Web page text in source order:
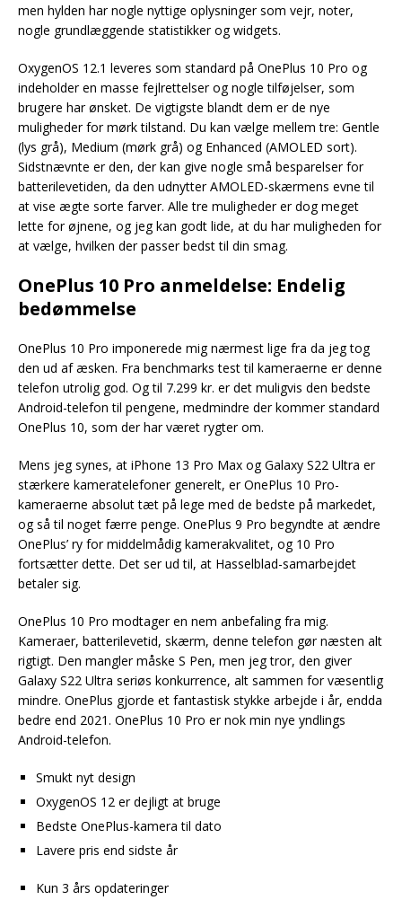
men hylden har nogle nyttige oplysninger som vejr, noter,
nogle grundlæggende statistikker og widgets.
OxygenOS 12.1 leveres som standard på OnePlus 10 Pro og
indeholder en masse fejlrettelser og nogle tilføjelser, som
brugere har ønsket. De vigtigste blandt dem er de nye
muligheder for mørk tilstand. Du kan vælge mellem tre: Gentle
(lys grå), Medium (mørk grå) og Enhanced (AMOLED sort).
Sidstnævnte er den, der kan give nogle små besparelser for
batterilevetiden, da den udnytter AMOLED-skærmens evne til
at vise ægte sorte farver. Alle tre muligheder er dog meget
lette for øjnene, og jeg kan godt lide, at du har muligheden for
at vælge, hvilken der passer bedst til din smag.
OnePlus 10 Pro anmeldelse: Endelig
bedømmelse
OnePlus 10 Pro imponerede mig nærmest lige fra da jeg tog
den ud af æsken. Fra benchmarks test til kameraerne er denne
telefon utrolig god. Og til 7.299 kr. er det muligvis den bedste
Android-telefon til pengene, medmindre der kommer standard
OnePlus 10, som der har været rygter om.
Mens jeg synes, at iPhone 13 Pro Max og Galaxy S22 Ultra er
stærkere kameratelefoner generelt, er OnePlus 10 Pro-
kameraerne absolut tæt på lege med de bedste på markedet,
og så til noget færre penge. OnePlus 9 Pro begyndte at ændre
OnePlus’ ry for middelmådig kamerakvalitet, og 10 Pro
fortsætter dette. Det ser ud til, at Hasselblad-samarbejdet
betaler sig.
OnePlus 10 Pro modtager en nem anbefaling fra mig.
Kameraer, batterilevetid, skærm, denne telefon gør næsten alt
rigtigt. Den mangler måske S Pen, men jeg tror, den giver
Galaxy S22 Ultra seriøs konkurrence, alt sammen for væsentlig
mindre. OnePlus gjorde et fantastisk stykke arbejde i år, endda
bedre end 2021. OnePlus 10 Pro er nok min nye yndlings
Android-telefon.
Smukt nyt design
OxygenOS 12 er dejligt at bruge
Bedste OnePlus-kamera til dato
Lavere pris end sidste år
Kun 3 års opdateringer